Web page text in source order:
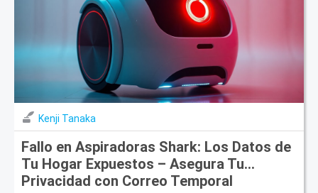
Kenji Tanaka
Fallo en Aspiradoras Shark: Los Datos de
Tu Hogar Expuestos – Asegura Tu
Privacidad con Correo Temporal